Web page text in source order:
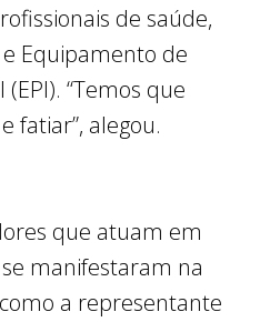
de saúde,
Equipamento de
“Temos que
fatiar”, alegou.
que atuam em
manifestaram na
a representante